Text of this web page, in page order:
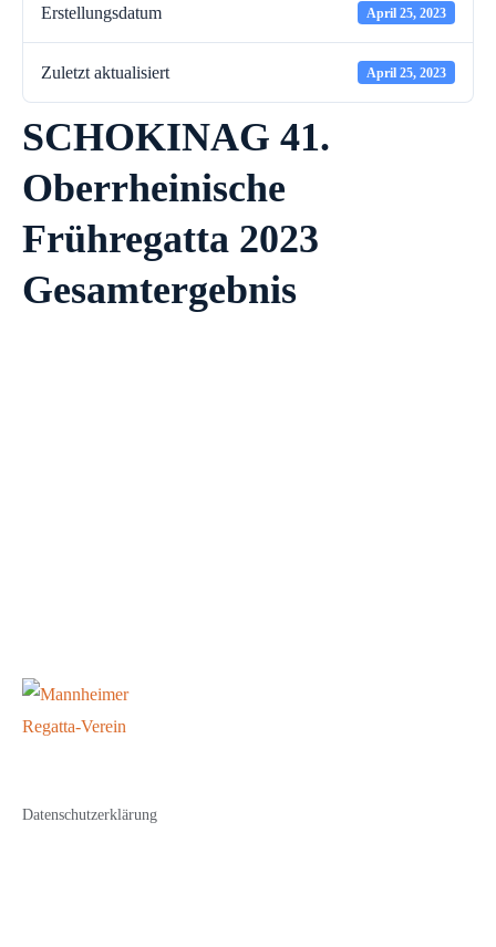
Erstellungsdatum April 25, 2023
Zuletzt aktualisiert April 25, 2023
SCHOKINAG 41.
Oberrheinische
Frühregatta 2023
Gesamtergebnis
Datenschutzerklärung